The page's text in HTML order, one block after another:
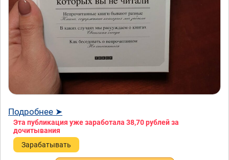
Подробнее ➤
Эта публикация уже заработала 38,70 рублейза
дочитывания
Зарабатывать